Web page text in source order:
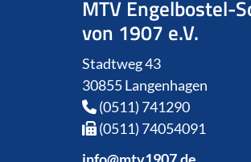
MTV Engelbostel-
von 1907 e.V.
Stadtweg 43
30855 Langenhagen
(0511) 741290
(0511) 74054091